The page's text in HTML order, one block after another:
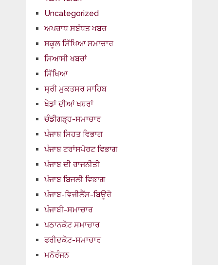
Uncategorized
ਅਪਰਾਧ ਸਬੰਧਤ ਖਬਰ
ਸਕੂਲ ਸਿੱਖਿਆ ਸਮਾਚਾਰ
ਸਿਆਸੀ ਖਬਰਾਂ
ਸਿੱਖਿਆ
ਸ੍ਰੀ ਮੁਕਤਸਰ ਸਾਹਿਬ
ਖੇਡਾਂ ਦੀਆਂ ਖਬਰਾਂ
ਚੰਡੀਗੜ੍ਹ-ਸਮਾਚਾਰ
ਪੰਜਾਬ ਸਿਹਤ ਵਿਭਾਗ
ਪੰਜਾਬ ਟਰਾਂਸਪੋਰਟ ਵਿਭਾਗ
ਪੰਜਾਬ ਦੀ ਰਾਜਨੀਤੀ
ਪੰਜਾਬ ਬਿਜਲੀ ਵਿਭਾਗ
ਪੰਜਾਬ-ਵਿਜੀਲੈਂਸ-ਬਿਊਰੋ
ਪੰਜਾਬੀ-ਸਮਾਚਾਰ
ਪਠਾਨਕੋਟ ਸਮਾਚਾਰ
ਫਰੀਦਕੋਟ-ਸਮਾਚਾਰ
ਮਨੋਰੰਜਨ